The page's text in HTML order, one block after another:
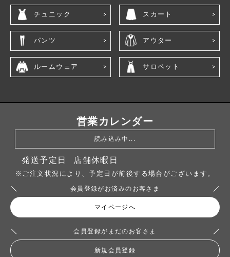
チュニック スカート
パンツ アウター
ルームウェア サロペット
営業カレンダー
読み込み中...
発送予定日 店舗休暇日
※ご注文状況により、予定日が前後する場合がございます。
会員登録がお済みのお客さま
マイページへ
会員登録がまだのお客さま
新規会員登録